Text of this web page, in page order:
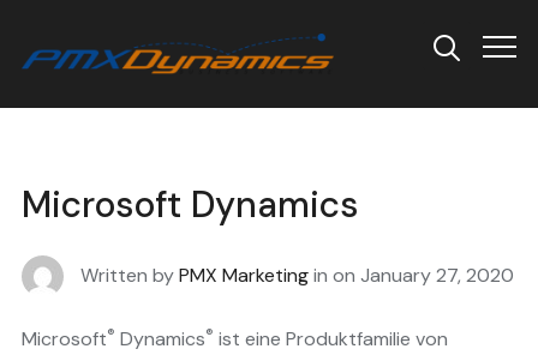
Info
Microsoft Dynamics
Written byPMX Marketingin on January 27, 2020
Microsoft® Dynamics® ist eine Produktfamilie von